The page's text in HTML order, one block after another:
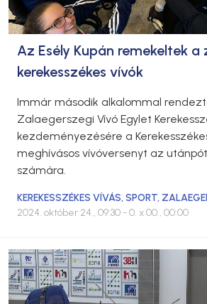
Az Esély Kupán remekeltek a
kerekesszékes vívók
Immár második alkalommal
Zalaegerszegi Vívó Egylet
kezdeményezésére a
meghívásos vívóversenyt az
számára.
KEREKESSZÉKES VÍVÁS,SPORT,
2024. október 24., 09:30 - 0. x 00., 00:00